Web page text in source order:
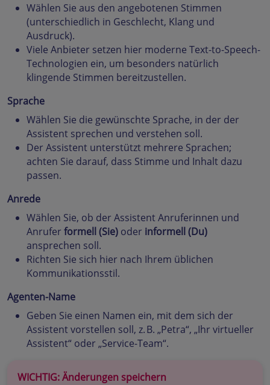
Wählen Sie aus den angebotenen Stimmen
(unterschiedlich in Geschlecht, Klang und
Ausdruck).
Viele Anbieter setzen hier moderne Text-to-Speech-
Technologien ein, um besonders natürlich
klingende Stimmen bereitzustellen.
Sprache
Wählen Sie die gewünschte Sprache, in der der
Assistent sprechen und verstehen soll.
Der Assistent unterstützt mehrere Sprachen;
achten Sie darauf, dass Stimme und Inhalt dazu
passen.
Anrede
Wählen Sie, ob der Assistent Anruferinnen und
Anrufer formell (Sie) oder informell (Du)
ansprechen soll.
Richten Sie sich hier nach Ihrem üblichen
Kommunikationsstil.
Agenten-Name
Geben Sie einen Namen ein, mit dem sich der
Assistent vorstellen soll, z. B. „Petra“, „Ihr virtueller
Assistent“ oder „Service-Team“.
WICHTIG: Änderungen speichern